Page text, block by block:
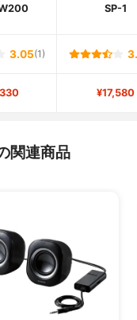
SP-1
3.05(1)
¥17,580
関連商品